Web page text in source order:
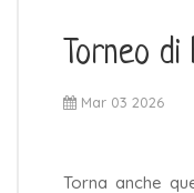
Torneo
Mar 03 2026
Torna anche